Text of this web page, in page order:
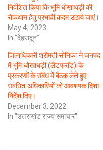
निर्देशित किया कि भूमि धोखाधड़ी की
रोकथाम हेतु प्रभावी कदम उठाये जाएं।
May 4, 2023
In "देहरादून"
जिलाधिकारी श्रीमती सोनिका ने जनपद
में भूमि धोखाधड़ी (लैंडफ्राॅड) के
प्रकरणों के संबंध में बैठक लेते हुए
संबंधित अधिकारियों को आवश्यक दिशा-
निर्देश दिए।
December 3, 2022
In "उत्तराखंड राज्य समाचार"